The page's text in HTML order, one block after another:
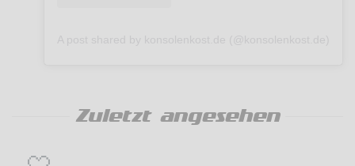
Zuletzt angesehen